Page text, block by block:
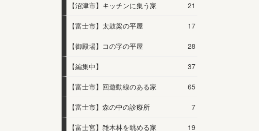
【沼津市】キッチンに集う家 21
【富士市】太鼓梁の平屋 17
【御殿場】コの字の平屋 28
【編集中】 37
【富士市】回遊動線のある家 65
【富士市】森の中の診療所 7
【富士宮】雑木林を眺める家 19